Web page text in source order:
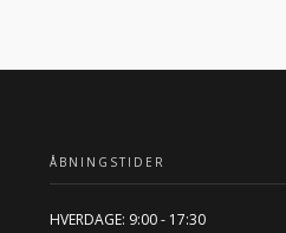
ÅBNINGSTIDER
HVERDAGE: 9:00 - 17:30